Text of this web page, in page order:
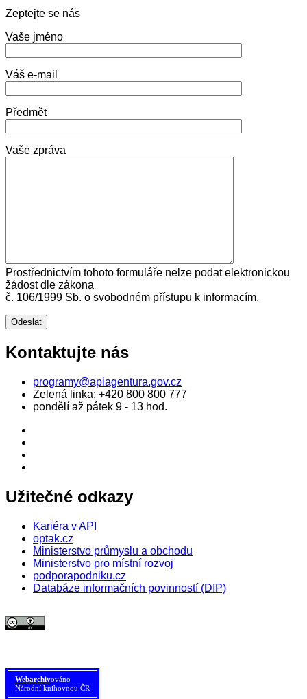
Zeptejte se nás
Vaše jméno
Váš e-mail
Předmět
Vaše zpráva
Prostřednictvím tohoto formuláře nelze podat elektronickou
žádost dle zákona
č. 106/1999 Sb. o svobodném přístupu k informacím.
Kontaktujte nás
programy@apiagentura.gov.cz
Zelená linka: +420 800 800 777
pondělí až pátek 9 - 13 hod.
Užitečné odkazy
Kariéra v API
optak.cz
Ministerstvo průmyslu a obchodu
Ministerstvo pro místní rozvoj
podporapodniku.cz
Databáze informačních povinností (DIP)
Webarchivováno
Národní knihovnou ČR